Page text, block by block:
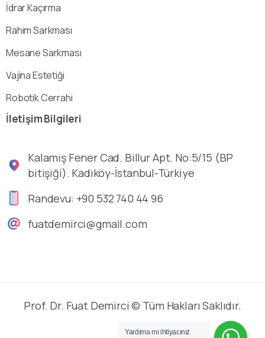
İdrar Kaçırma
Rahim Sarkması
Mesane Sarkması
Vajina Estetiği
Robotik Cerrahi
İletişimBilgileri
Kalamış Fener Cad. Billur Apt. No:5/15 (BP
bitişiği). Kadıköy-İstanbul-Türkiye
Randevu: +90 532 740 44 96
fuatdemirci@gmail.com
Prof. Dr. Fuat Demirci © Tüm Hakları Saklıdır.
Yardıma mı ihtiyacınız